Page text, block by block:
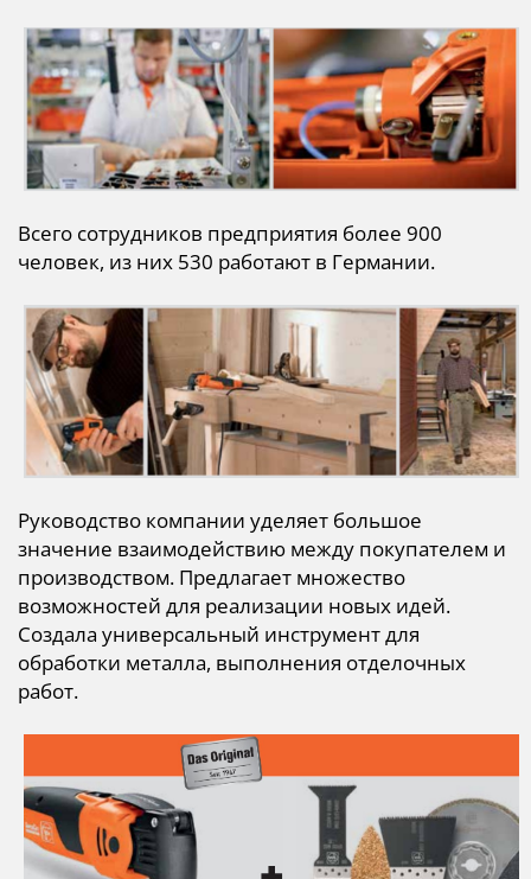
Всего сотрудников предприятия более 900
человек, из них 530 работают в Германии.
Руководство компании уделяет большое
значение взаимодействию между покупателем и
производством. Предлагает множество
возможностей для реализации новых идей.
Создала универсальный инструмент для
обработки металла, выполнения отделочных
работ.